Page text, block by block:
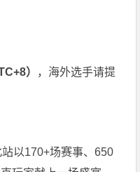
） ，海外选手请提
以170+场赛事、650